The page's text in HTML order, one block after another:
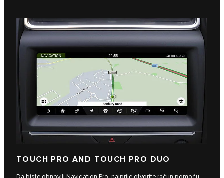
TOUCH PRO AND TOUCH PRO DUO